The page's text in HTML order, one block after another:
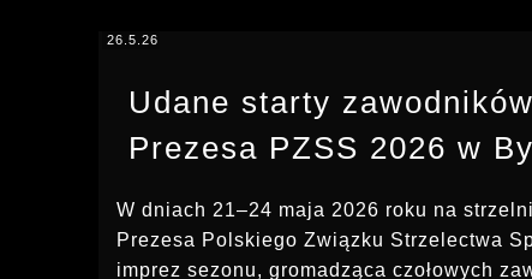
Udane starty
Prezesa PZSS 2026 w
26.5.26
W dniach 21–24 maja 2026 roku na
Prezesa Polskiego Związku Strzelectwa
imprez sezonu, gromadząca czołowych